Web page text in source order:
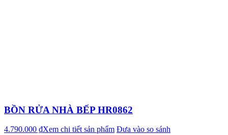
BỒN RỬA NHÀ BẾP HR0862
4.790.000 ₫Xem chi tiết sản phẩm Đưa vào so sánh